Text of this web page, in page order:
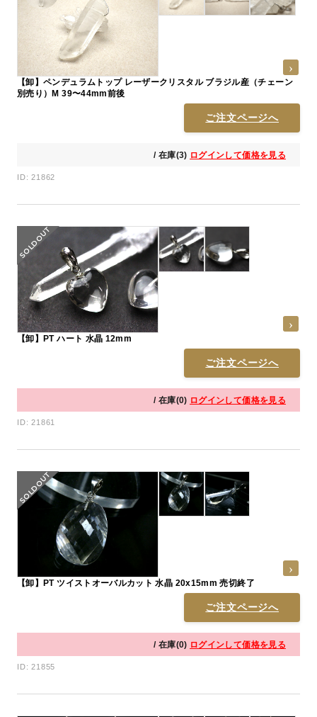
【卸】ペンデュラムトップ レーザークリスタル ブラジル産（チェーン
別売り）M 39〜44mm前後
ご注文ページへ
/ 在庫(3) ログインして価格を見る
ID: 21862
【卸】PT ハート 水晶 12mm
ご注文ページへ
/ 在庫(0) ログインして価格を見る
ID: 21861
【卸】PT ツイストオーバルカット 水晶 20x15mm 売切終了
ご注文ページへ
/ 在庫(0) ログインして価格を見る
ID: 21855